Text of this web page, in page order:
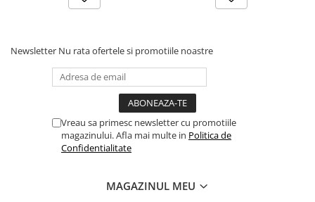
Tonere
Accesorii Printing
Imprimante de format mare
Newsletter Nu rata ofertele si promotiile noastre
Vreau sa primesc newsletter cu promotiile
magazinului. Afla mai multe in Politica de
Confidentialitate
MAGAZINUL MEU